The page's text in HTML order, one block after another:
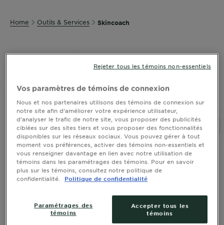
Home Outils & Services Skincoach
Vos paramètres de témoins de connexion
Nous et nos partenaires utilisons des témoins de connexion sur
notre site afin d’améliorer votre expérience utilisateur,
d’analyser le trafic de notre site, vous proposer des publicités
ciblées sur des sites tiers et vous proposer des fonctionnalités
disponibles sur les réseaux sociaux. Vous pouvez gérer à tout
moment vos préférences, activer des témoins non-essentiels et
vous renseigner davantage en lien avec notre utilisation de
témoins dans les paramétrages des témoins. Pour en savoir
plus sur les témoins, consultez notre politique de
confidentialité.
Politique de confidentialité
Accepter tous les
témoins
Paramétrages des
témoins
Rejeter tous les témoins non-essentiels